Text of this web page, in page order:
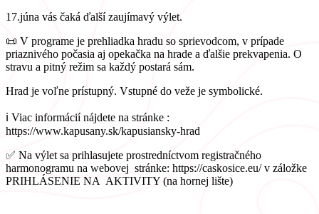
17.júna vás čaká ďalší zaujímavý výlet.
📜 V programe je prehliadka hradu so sprievodcom, v prípade
priaznivého počasia aj opekačka na hrade a ďalšie prekvapenia. O
stravu a pitný režim sa každý postará sám.
Hrad je voľne prístupný. Vstupné do veže je symbolické.
ℹ️ Viac informácií nájdete na stránke :
https://www.kapusany.sk/kapusiansky-hrad
✅ Na výlet sa prihlasujete prostredníctvom registračného
harmonogramu na webovej stránke: https://caskosice.eu/ v záložke
PRIHLÁSENIE NA AKTIVITY (na hornej lište)